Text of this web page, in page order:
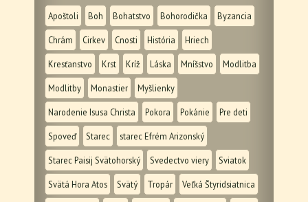
Apoštoli Boh Bohatstvo Bohorodička Byzancia
Chrám Cirkev Cnosti História Hriech
Kresťanstvo Krst Kríž Láska Mníšstvo Modlitba
Modlitby Monastier Myšlienky
Narodenie Isusa Christa Pokora Pokánie Pre deti
Spoveď Starec starec Efrém Arizonský
Starec Paisij Svätohorský Svedectvo viery Sviatok
Svätá Hora Atos Svätý Tropár Veľká Štyridsiatnica